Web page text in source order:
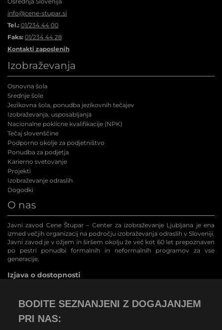
info@cene-stupar.si
Tel.: 01/234 44 00
Faks: 01/234 44 28
Kontakti zaposlenih
Izobraževanja
Osnovna šola
Srednje šole
Jezikovna šola, ponudba jezikovnih tečajev
Izobraževanja, usposabljanja
Nacionalne poklicne kvalifikacije (NPK)
Tečaj slovenščine
Podporno okolje za podjetništvo
Ponudba za podjetja
Karierno svetovanje
Projekti
Izobraževanje odraslih
Dogodki
O nas
Javni zavod Cene Štupar – Center za izobraževanje Ljubljana je ena
izmed večjih organizacij na področju izobraževanja odraslih v Sloveniji.
Javni zavod je v ožjem in širšem okolju že več kot 60 let prepoznaven
po pestri ponudbi formalnih in neformalnih programov za vse
generacije.
Izjava o dostopnosti
BODITE SEZNANJENI Z DOGAJANJEM
PRI NAS: